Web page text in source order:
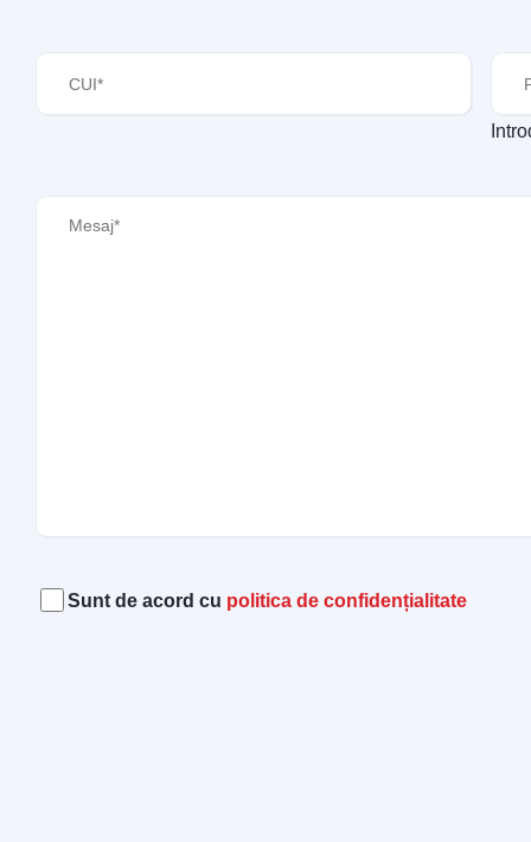
Acord(Required)
Sunt de acord cu politica de confidențialitate